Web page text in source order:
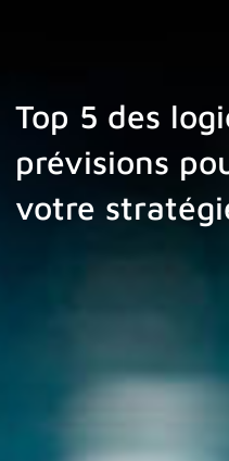
Top 5 des
prévisions
votre